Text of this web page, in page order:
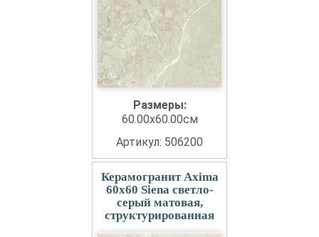
Размеры:
60.00x60.00см
Артикул: 506200
Керамогранит Axima
60x60 Siena светло-
серый матовая,
структурированная